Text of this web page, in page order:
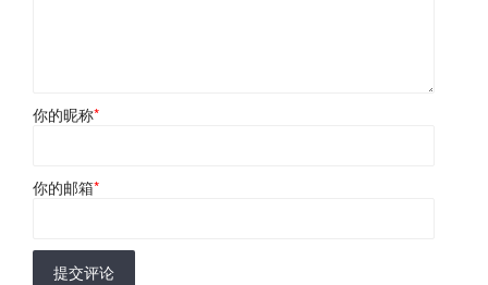
你的昵称*
你的邮箱*
提交评论